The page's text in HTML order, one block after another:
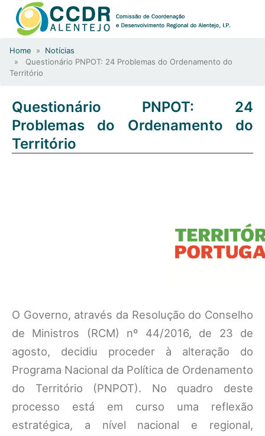
Home » Notícias
» Questionário PNPOT: 24 Problemas do Ordenamento do
Território
Questionário PNPOT: 24
Problemas do Ordenamento do
Território
O Governo, através da Resolução do Conselho
de Ministros (RCM) nº 44/2016, de 23 de
agosto, decidiu proceder à alteração do
Programa Nacional da Política de Ordenamento
do Território (PNPOT). No quadro deste
processo está em curso uma reflexão
estratégica, a nível nacional e regional,